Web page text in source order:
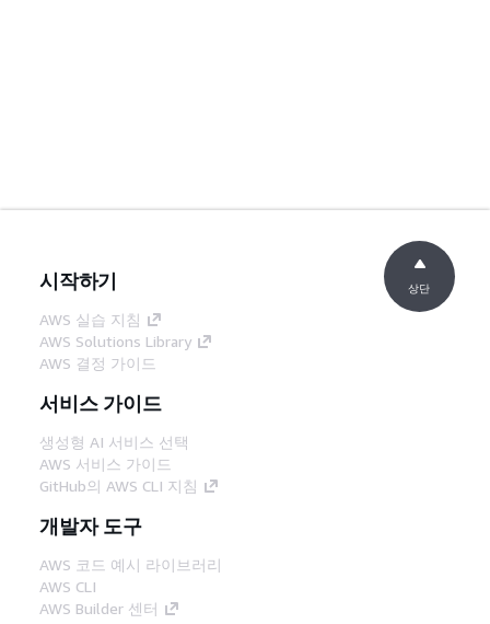
시작하기
AWS 실습 지침
AWS Solutions Library
AWS 결정 가이드
서비스 가이드
생성형 AI 서비스 선택
AWS 서비스 가이드
GitHub의 AWS CLI 지침
개발자 도구
AWS 코드 예시 라이브러리
AWS CLI
AWS Builder 센터
상단